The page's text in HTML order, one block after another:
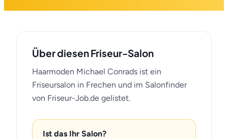
Über diesen Friseur-Salon
Haarmoden Michael Conrads ist ein
Friseursalon in Frechen und im Salonfinder
von Friseur-Job.de gelistet.
Ist das Ihr Salon?